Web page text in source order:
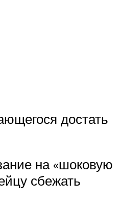
достать
на «шоковую
сбежать